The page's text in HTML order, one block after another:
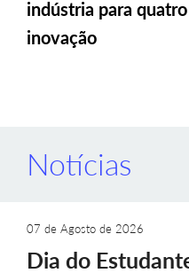
indústria para
inovação
Notícias
07 de Agosto de 2026
Dia do